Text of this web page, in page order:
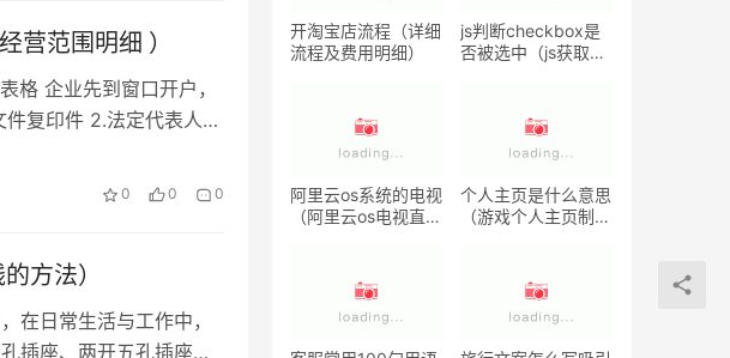
营范围明细 ）
格 企业先到窗口开户，
复印件 2.法定代表人或
0 0 0
方法）
在日常生活与工作中，
插座、两开五孔插座
开淘宝店流程（详细
流程及费用明细）
js判断checkbox是
否被选中（js获取复
阿里云os系统的电视
（阿里云os电视直播
个人主页是什么意思
（游戏个人主页制